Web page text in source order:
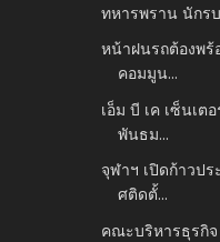
ทหารพราน นักร
หน้าฝนรถต้องพ
คอมมูน...
เอ็ม บี เค เซ็นเต
พันธม...
จุฬาฯ เปิดก้าวป
ศติดตั้...
คณะบริหารธุรกิจ